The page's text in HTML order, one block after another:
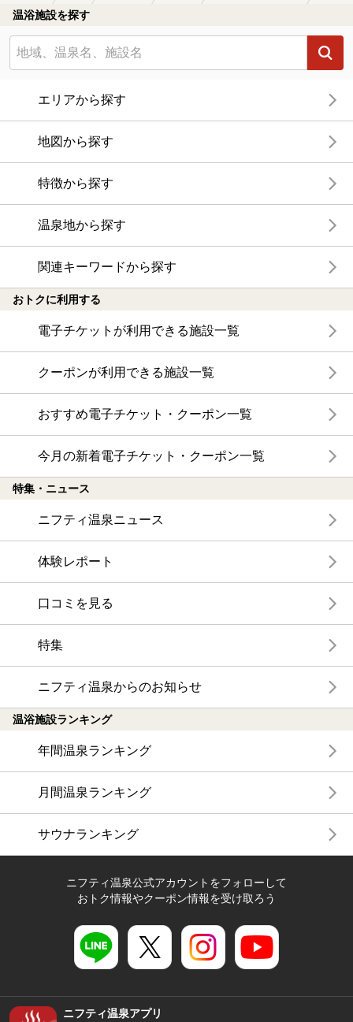
温浴施設を探す
エリアから探す
地図から探す
特徴から探す
温泉地から探す
関連キーワードから探す
おトクに利用する
電子チケットが利用できる施設一覧
クーポンが利用できる施設一覧
おすすめ電子チケット・クーポン一覧
今月の新着電子チケット・クーポン一覧
特集・ニュース
ニフティ温泉ニュース
体験レポート
口コミを見る
特集
ニフティ温泉からのお知らせ
温浴施設ランキング
年間温泉ランキング
月間温泉ランキング
サウナランキング
ニフティ温泉公式アカウントをフォローして
おトク情報やクーポン情報を受け取ろう
ニフティ温泉アプリ